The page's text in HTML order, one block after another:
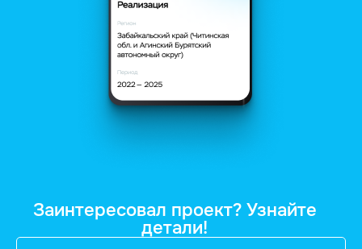
Заинтересовал проект? Узнайте
детали!